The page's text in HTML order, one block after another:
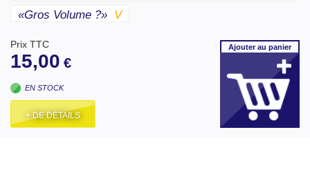
«gros Volume ?» V
Prix TTC
15,00 €
EN STOCK
+ DE DÉTAILS
Ajouterau panier